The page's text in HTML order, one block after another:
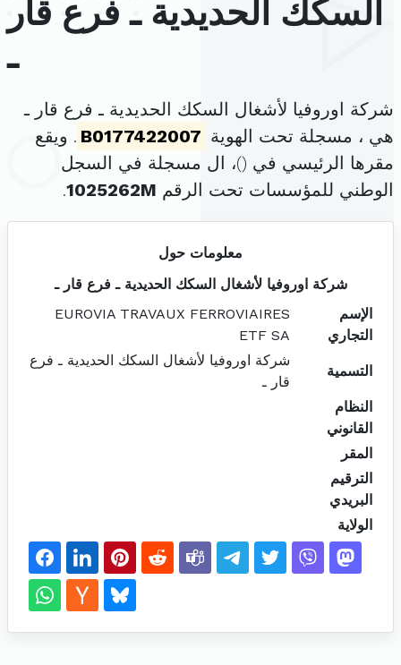
السكك الحديدية ـ فرع قار
ـ
شركة اوروفيا لأشغال السكك الحديدية ـ فرع قار ـ
هي ، مسجلة تحت الهوية B0177422007 . ويقع
مقرها الرئيسي في ()، ال مسجلة في السجل
الوطني للمؤسسات تحت الرقم 1025262M
.
معلومات حول
شركة اوروفيا لأشغال السكك الحديدية ـ فرع قار ـ
الإسم
التجاري
EUROVIA TRAVAUX FERROVIAIRES
ETF SA
التسمية
شركة اوروفيا لأشغال السكك الحديدية ـ فرع
قار ـ
النظام
القانوني
المقر
الترقيم
البريدي
الولاية